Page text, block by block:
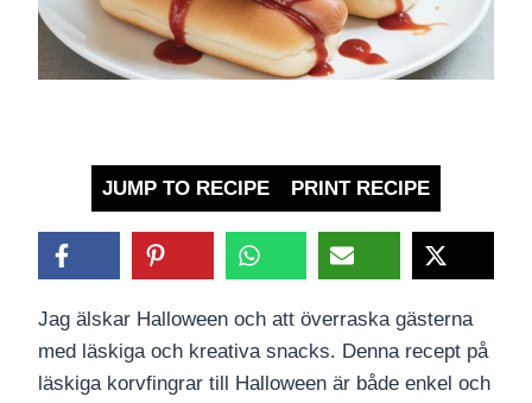
JUMP TO RECIPE PRINT RECIPE
Jag älskar Halloween och att överraska gästerna
med läskiga och kreativa snacks. Denna recept på
läskiga korvfingrar till Halloween är både enkel och